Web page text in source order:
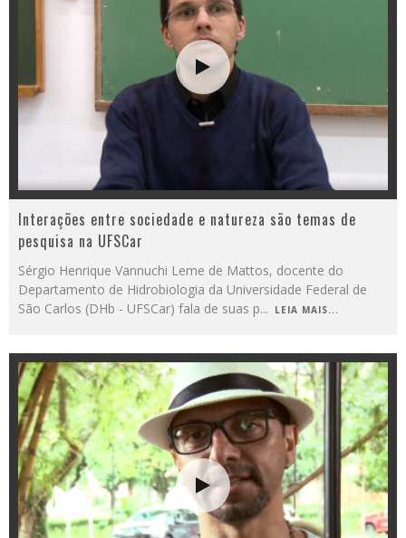
Interações entre sociedade e natureza são temas de
pesquisa na UFSCar
Sérgio Henrique Vannuchi Leme de Mattos, docente do
Departamento de Hidrobiologia da Universidade Federal de
São Carlos (DHb - UFSCar) fala de suas p... LEIA MAIS...